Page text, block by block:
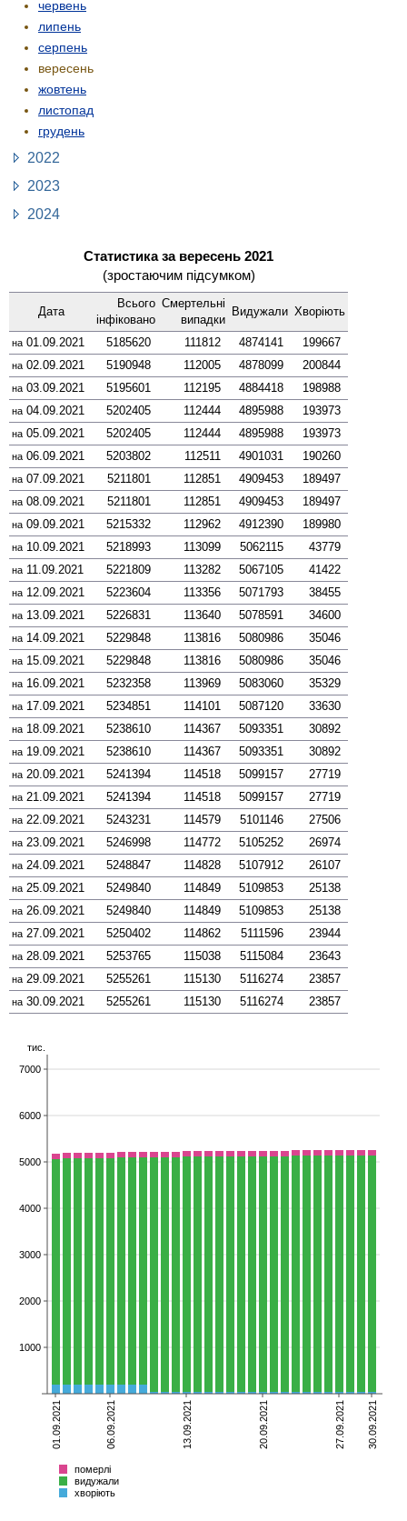
червень
липень
серпень
вересень
жовтень
листопад
грудень
2022
2023
2024
Статистика за вересень 2021
(зростаючим підсумком)
Дата
Всього
інфі­ковано
Смер­тельні
випадки
Виду­жали Хворіють
на 01.09.2021 5185620 111812 4874141 199667
на 02.09.2021 5190948 112005 4878099 200844
на 03.09.2021 5195601 112195 4884418 198988
на 04.09.2021 5202405 112444 4895988 193973
на 05.09.2021 5202405 112444 4895988 193973
на 06.09.2021 5203802 112511 4901031 190260
на 07.09.2021 5211801 112851 4909453 189497
на 08.09.2021 5211801 112851 4909453 189497
на 09.09.2021 5215332 112962 4912390 189980
на 10.09.2021 5218993 113099 5062115 43779
на 11.09.2021 5221809 113282 5067105 41422
на 12.09.2021 5223604 113356 5071793 38455
на 13.09.2021 5226831 113640 5078591 34600
на 14.09.2021 5229848 113816 5080986 35046
на 15.09.2021 5229848 113816 5080986 35046
на 16.09.2021 5232358 113969 5083060 35329
на 17.09.2021 5234851 114101 5087120 33630
на 18.09.2021 5238610 114367 5093351 30892
на 19.09.2021 5238610 114367 5093351 30892
на 20.09.2021 5241394 114518 5099157 27719
на 21.09.2021 5241394 114518 5099157 27719
на 22.09.2021 5243231 114579 5101146 27506
на 23.09.2021 5246998 114772 5105252 26974
на 24.09.2021 5248847 114828 5107912 26107
на 25.09.2021 5249840 114849 5109853 25138
на 26.09.2021 5249840 114849 5109853 25138
на 27.09.2021 5250402 114862 5111596 23944
на 28.09.2021 5253765 115038 5115084 23643
на 29.09.2021 5255261 115130 5116274 23857
на 30.09.2021 5255261 115130 5116274 23857
померлі
видужали
хворіють
Всього
01.09.2021 06.09.2021 13.09.2021 20.09.2021 27.09.2021 30.09.2021
1000
2000
3000
4000
5000
6000
7000
тис.
померлі
видужали
хворіють